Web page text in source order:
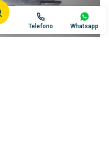
Telefono Whatsapp